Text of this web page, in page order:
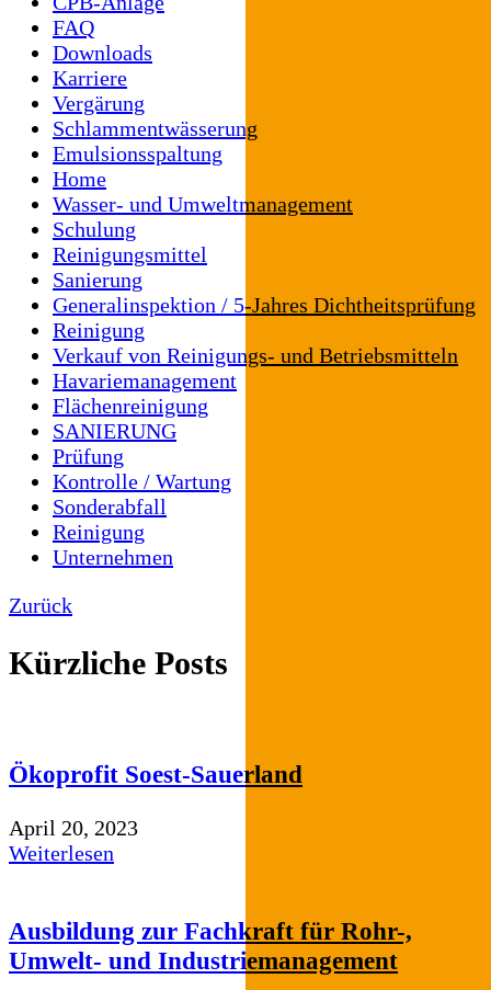
FAQ
Downloads
Karriere
Vergärung
Schlammentwässerung
Emulsionsspaltung
Home
Wasser- und Umweltmanagement
Schulung
Reinigungsmittel
Sanierung
Generalinspektion / 5-Jahres Dichtheitsprüfung
Reinigung
Verkauf von Reinigungs- und Betriebsmitteln
Havariemanagement
Flächenreinigung
SANIERUNG
Prüfung
Kontrolle / Wartung
Sonderabfall
Reinigung
Unternehmen
Zurück
Kürzliche Posts
Ökoprofit Soest-Sauerland
April 20, 2023
Weiterlesen
Ausbildung zur Fachkraft für Rohr-,
Umwelt- und Industriemanagement